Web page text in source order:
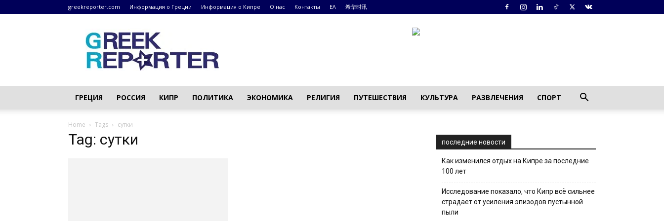
greekreporter.com Информация о Греции Информация о Кипре О нас Контакты ΕΛ 希华时讯
Греческие
новости
–
greekreporter.com
ГРЕЦИЯ РОССИЯ КИПР ПОЛИТИКА ЭКОНОМИКА РЕЛИГИЯ ПУТЕШЕСТВИЯ КУЛЬТУРА РАЗВЛЕЧЕНИЯ СПОРТ
Home Tags сутки
Tag: сутки последние новости
Как изменился отдых на Кипре за последние
100 лет
Исследование показало, что Кипр всё сильнее
страдает от усиления эпизодов пустынной
пыли